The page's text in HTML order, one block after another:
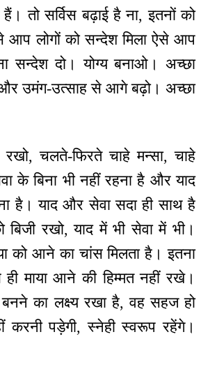
तो सर्विस बढ़ाई है ना, इतनों को
आप लोगों को सन्देश मिला ऐसे आप
सन्देश दो। योग्य बनाओ। अच्छा
उमंग-उत्साह से आगे बढ़ो। अच्छा
चलते-फिरते चाहे मन्सा, चाहे
के बिना भी नहीं रहना है और याद
है। याद और सेवा सदा ही साथ है
रखो, याद में भी सेवा में भी।
को आने का चांस मिलता है। इतना
ही माया आने की हिम्मत नहीं रखे।
बनने का लक्ष्य रखा है, वह सहज हो
करनी पड़ेगी, स्नेही स्वरूप रहेंगे।